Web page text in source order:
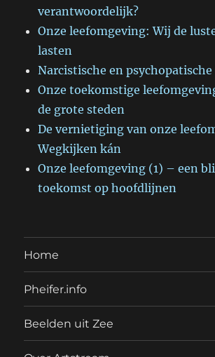
verantwoordelijk?
Onze leefomgeving: Wij de
lasten
Narcistische en
Onze toekomstige
de grote steden
De vernietiging van onze
Wegkijken kán
Onze leefomgeving (1) – een
toekomst op hoofdlijnen
Home
Pheifer.info
Beelden uit Zee